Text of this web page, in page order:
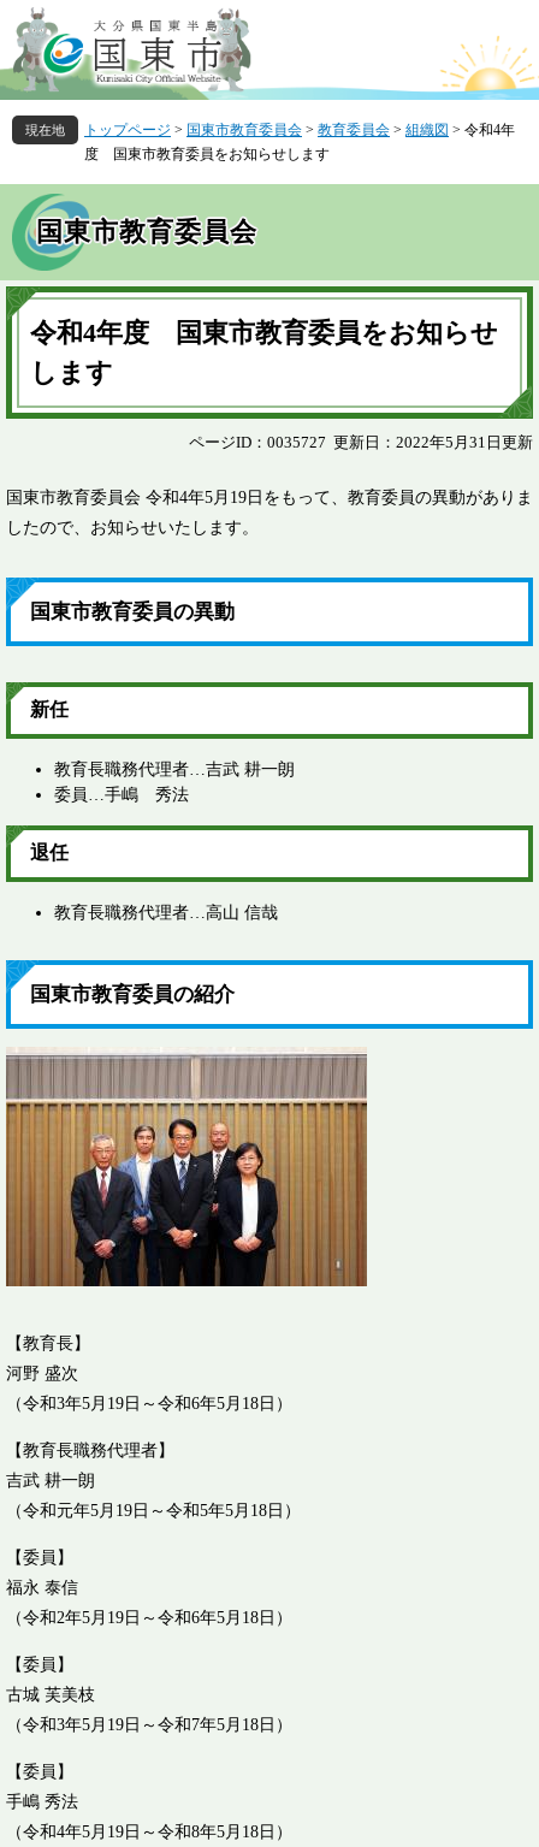
ー
ジ
の
先
頭
す
。
ニ
ュ
ー
を
飛
し
て
本
へ
トップページ > 国東市教育委員会 > 教育委員会 > 組織図 > 令和4年
度 国東市教育委員をお知らせします
国東市教育委員会
本
文
令和4年度 国東市教育委員をお知らせ
します
ページID：0035727 更新日：2022年5月31日更新
国東市教育委員会 令和4年5月19日をもって、教育委員の異動がありま
したので、お知らせいたします。
国東市教育委員の異動
新任
教育長職務代理者…吉武 耕一朗
委員…手嶋 秀法
退任
教育長職務代理者…高山 信哉
国東市教育委員の紹介
【教育長】
河野 盛次
（令和3年5月19日～令和6年5月18日）
【教育長職務代理者】
吉武 耕一朗
（令和元年5月19日～令和5年5月18日）
【委員】
福永 泰信
（令和2年5月19日～令和6年5月18日）
【委員】
古城 芙美枝
（令和3年5月19日～令和7年5月18日）
【委員】
手嶋 秀法
（令和4年5月19日～令和8年5月18日）